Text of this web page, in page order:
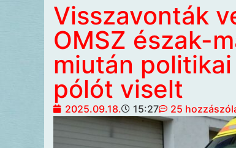
Visszavonták
OMSZ észak-
miután
pólót viselt
2025.09.18. 15:27 25